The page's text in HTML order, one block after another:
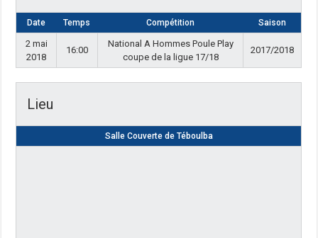
Date Temps Compétition Saison
2 mai
2018
16:00
National A Hommes Poule Play
coupe de la ligue 17/18
2017/2018
Lieu
Salle Couverte de Téboulba